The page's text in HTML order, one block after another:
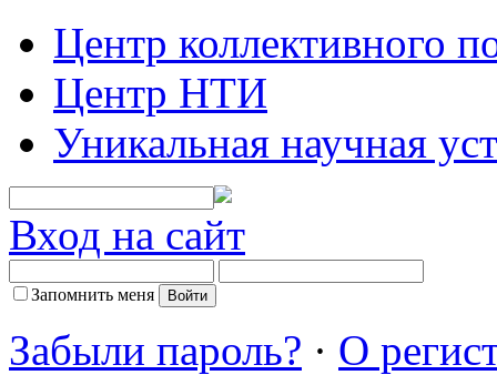
Центр коллективного
Центр НТИ
Уникальная научная
Вход на сайт
Запомнить меня
Забыли пароль? · О